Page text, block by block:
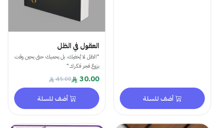
أضف للسلة
العقول في الظل
"الظل لا يُخفيك، بل يحميك حتى يحين وقت
بزوغ فجر فكرك."
30.00
45.00
أضف للسلة